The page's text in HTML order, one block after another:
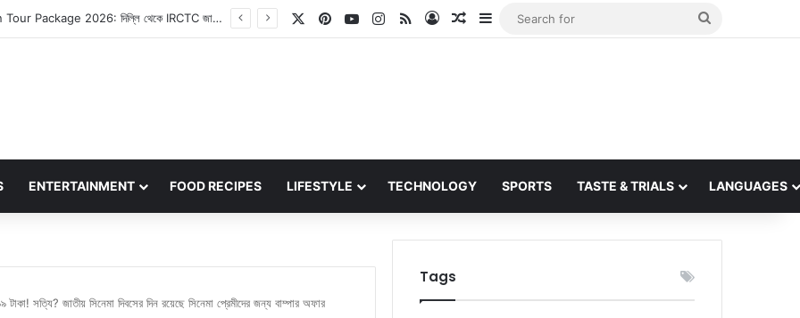
Hardik Pandya Trade Update: হার্দিক পান্ডিয়া কি চেন্নাইয়ের পরিবর্তে কেকেআরে যোগ দেবেন? তিনি অধিনায়কত্বের পাশাপাশি ২৫ কোটি টাকার পারিশ্রমিকও পাবেন! PinterestYouTubeInstagram
RSS Log InRandom Article
Sidebar
ENTERTAINMENT FOOD RECIPES LIFESTYLE TECHNOLOGY SPORTS TASTE & TRIALS LANGUAGES
সত্যি? জাতীয় সিনেমা দিবসের দিন রয়েছে সিনেমা প্রেমীদের জন্য বাম্পার অফার
Tags